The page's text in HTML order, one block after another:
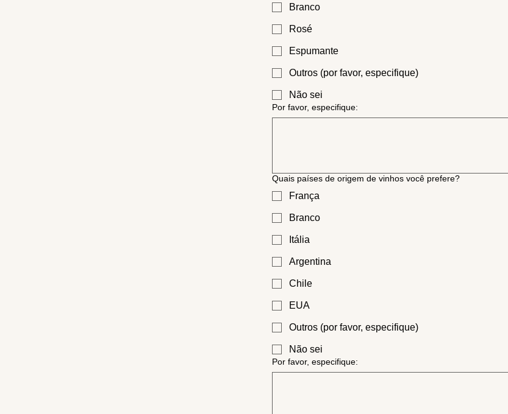
Branco
Rosé
Espumante
Outros (por favor, especifique)
Não sei
Por favor, especifique:
Quais países de origem de vinhos você prefere?
França
Branco
Itália
Argentina
Chile
EUA
Outros (por favor, especifique)
Não sei
Por favor, especifique: